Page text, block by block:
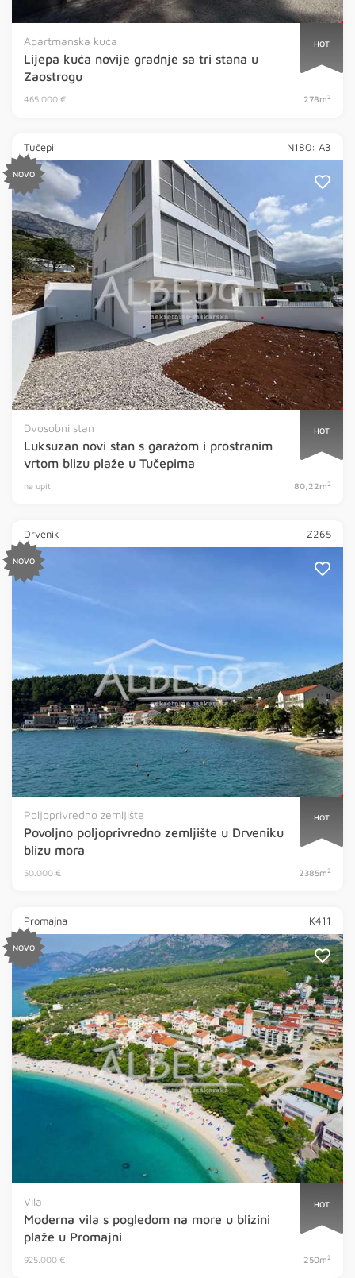
HOT
Apartmanska kuća
Lijepa kuća novije gradnje sa tri stana u
Zaostrogu
465.000 € 278m 2
Tučepi N180: A3
HOT
NOVO
Dvosobni stan
Luksuzan novi stan s garažom i prostranim
vrtom blizu plaže u Tučepima
na upit 80,22m 2
Drvenik Z265
HOT
NOVO
Poljoprivredno zemljište
Povoljno poljoprivredno zemljište u Drveniku
blizu mora
50.000 € 2385m 2
Promajna K411
HOT
NOVO
Vila
Moderna vila s pogledom na more u blizini
plaže u Promajni
925.000 € 250m 2